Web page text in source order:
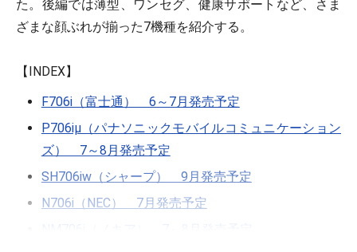
た。後編では薄型、ワンセグ、健康サポートなど、さま
ざまな顔ぶれが揃った7機種を紹介する。
【INDEX】
F706i（富士通） 6～7月発売予定
P706iμ（パナソニックモバイルコミュニケーション
ズ） 7～8月発売予定
SH706iw（シャープ） 9月発売予定
N706i（NEC） 7月発売予定